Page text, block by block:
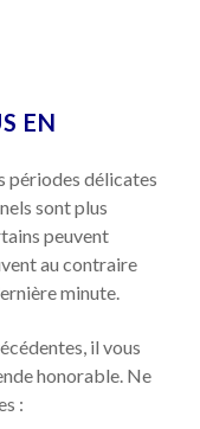
EN
périodes délicates
sont plus
peuvent
au contraire
minute.
il vous
honorable. Ne
: